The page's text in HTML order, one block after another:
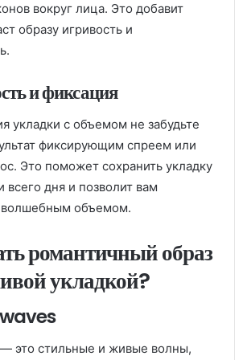
вокруг лица. Это добавит
образу игривость и
и фиксация
укладки с объемом не забудьте
фиксирующим спреем или
Это поможет сохранить укладку
всего дня и позволит вам
волшебным объемом.
романтичный образ
укладкой?
это стильные и живые волны,